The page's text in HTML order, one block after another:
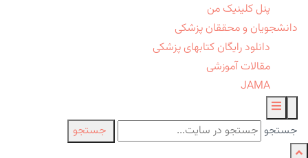
پنل کلینیک من
دانشجویان و محققان پزشکی
دانلود رایگان کتابهای پزشکی
مقالات آموزشی
JAMA
جستجو جستجو